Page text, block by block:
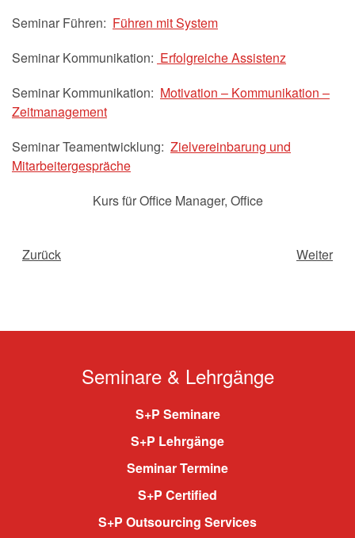
Seminar Führen: Führen mit System
Seminar Kommunikation: Erfolgreiche Assistenz
Seminar Kommunikation: Motivation – Kommunikation –
Zeitmanagement
Seminar Teamentwicklung: Zielvereinbarung und
Mitarbeitergespräche
Kurs für Office Manager, Office
Zurück Weiter
Seminare & Lehrgänge
S+P Seminare
S+P Lehrgänge
Seminar Termine
S+P Certified
S+P Outsourcing Services